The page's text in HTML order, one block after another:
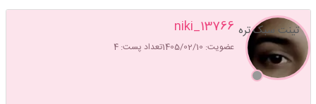
13766_niki
عضویت: 1405/02/10 تعداد پست: 4
تینت سبک تره